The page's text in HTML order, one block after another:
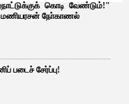
கொடி வேண்டும்!"
மணியரசன் நோ்காணல்
படைச் சேர்ப்பு!